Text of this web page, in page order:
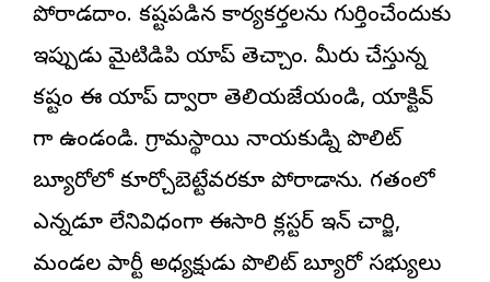
పోరాడదాం. కష్టపడిన కార్యకర్తలను గుర్తించేందుకు
ఇప్పుడు మైటిడిపి యాప్ తెచ్చాం. మీరు చేస్తున్న
కష్టం ఈ యాప్ ద్వారా తెలియజేయండి, యాక్టివ్
గా ఉండండి. గ్రామస్థాయి నాయకుడ్ని పొలిట్
బ్యూరోలో కూర్చోబెట్టేవ‌ర‌కూ పోరాడాను. గతంలో
ఎన్నడూ లేనివిధంగా ఈసారి క్లస్టర్ ఇన్ చార్జి,
మండల పార్టీ అధ్యక్షుడు పొలిట్ బ్యూరో సభ్యులు